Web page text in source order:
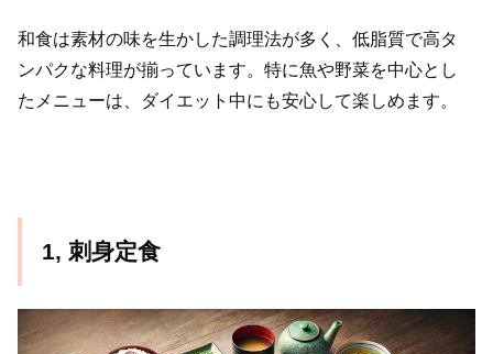
和食は素材の味を生かした調理法が多く、低脂質で高タ
ンパクな料理が揃っています。特に魚や野菜を中心とし
たメニューは、ダイエット中にも安心して楽しめます。
1, 刺身定食